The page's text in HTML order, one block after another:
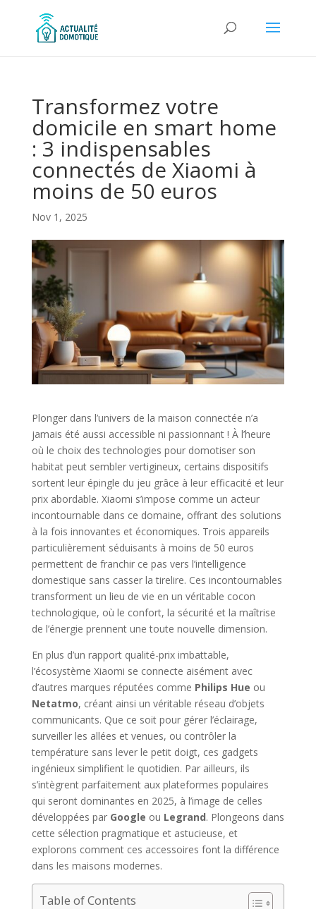
Transformez votre
domicile en smart home
: 3 indispensables
connectés de Xiaomi à
moins de 50 euros
Nov 1, 2025
Plonger dans l’univers de la maison connectée n’a
jamais été aussi accessible ni passionnant ! À l’heure
où le choix des technologies pour domotiser son
habitat peut sembler vertigineux, certains dispositifs
sortent leur épingle du jeu grâce à leur efficacité et leur
prix abordable. Xiaomi s’impose comme un acteur
incontournable dans ce domaine, offrant des solutions
à la fois innovantes et économiques. Trois appareils
particulièrement séduisants à moins de 50 euros
permettent de franchir ce pas vers l’intelligence
domestique sans casser la tirelire. Ces incontournables
transforment un lieu de vie en un véritable cocon
technologique, où le confort, la sécurité et la maîtrise
de l’énergie prennent une toute nouvelle dimension.
En plus d’un rapport qualité-prix imbattable,
l’écosystème Xiaomi se connecte aisément avec
d’autres marques réputées comme Philips Hue ou
Netatmo, créant ainsi un véritable réseau d’objets
communicants. Que ce soit pour gérer l’éclairage,
surveiller les allées et venues, ou contrôler la
température sans lever le petit doigt, ces gadgets
ingénieux simplifient le quotidien. Par ailleurs, ils
s’intègrent parfaitement aux plateformes populaires
qui seront dominantes en 2025, à l’image de celles
développées par Google ou Legrand. Plongeons dans
cette sélection pragmatique et astucieuse, et
explorons comment ces accessoires font la différence
dans les maisons modernes.
Table of Contents